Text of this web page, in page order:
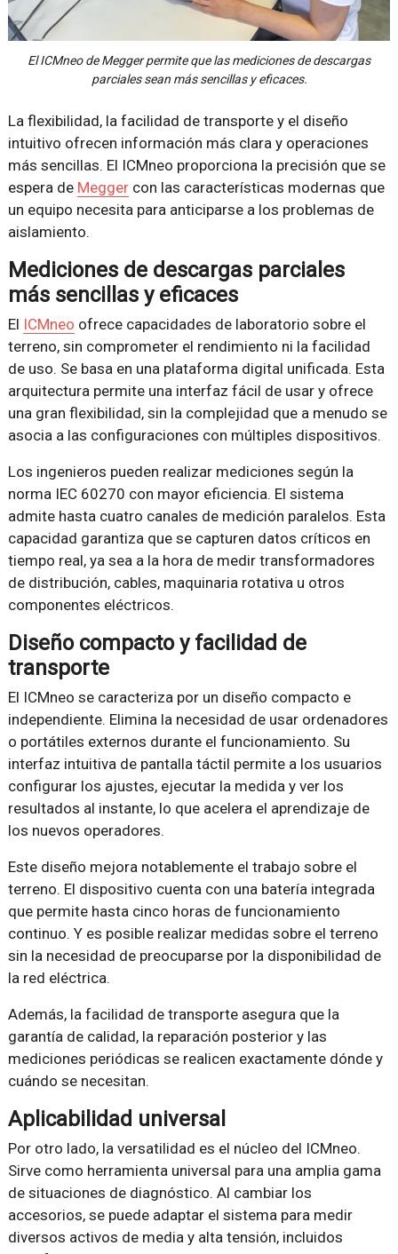
El ICMneo de Megger permite que las mediciones de descargas
parciales sean más sencillas y eficaces.
La flexibilidad, la facilidad de transporte y el diseño
intuitivo ofrecen información más clara y operaciones
más sencillas. El ICMneo proporciona la precisión que se
espera de Meggercon las características modernas que
un equipo necesita para anticiparse a los problemas de
aislamiento.
Mediciones de descargas parciales
más sencillas y eficaces
El ICMneo ofrece capacidades de laboratorio sobre el
terreno, sin comprometer el rendimiento ni la facilidad
de uso. Se basa en una plataforma digital unificada. Esta
arquitectura permite una interfaz fácil de usar y ofrece
una gran flexibilidad, sin la complejidad que a menudo se
asocia a las configuraciones con múltiples dispositivos.
Los ingenieros pueden realizar mediciones según la
norma IEC 60270 con mayor eficiencia. El sistema
admite hasta cuatro canales de medición paralelos. Esta
capacidad garantiza que se capturen datos críticos en
tiempo real, ya sea a la hora de medir transformadores
de distribución, cables, maquinaria rotativa u otros
componentes eléctricos.
Diseño compacto y facilidad de
transporte
El ICMneo se caracteriza por un diseño compacto e
independiente. Elimina la necesidad de usar ordenadores
o portátiles externos durante el funcionamiento. Su
interfaz intuitiva de pantalla táctil permite a los usuarios
configurar los ajustes, ejecutar la medida y ver los
resultados al instante, lo que acelera el aprendizaje de
los nuevos operadores.
Este diseño mejora notablemente el trabajo sobre el
terreno. El dispositivo cuenta con una batería integrada
que permite hasta cinco horas de funcionamiento
continuo. Y es posible realizar medidas sobre el terreno
sin la necesidad de preocuparse por la disponibilidad de
la red eléctrica.
Además, la facilidad de transporte asegura que la
garantía de calidad, la reparación posterior y las
mediciones periódicas se realicen exactamente dónde y
cuándo se necesitan.
Aplicabilidad universal
Por otro lado, la versatilidad es el núcleo del ICMneo.
Sirve como herramienta universal para una amplia gama
de situaciones de diagnóstico. Al cambiar los
accesorios, se puede adaptar el sistema para medir
diversos activos de media y alta tensión, incluidos